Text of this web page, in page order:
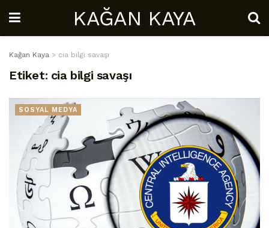
KAĞAN KAYA
Kağan Kaya > cia bilgi savaşı
Etiket: cia bilgi savaşı
SOSYAL MEDYA